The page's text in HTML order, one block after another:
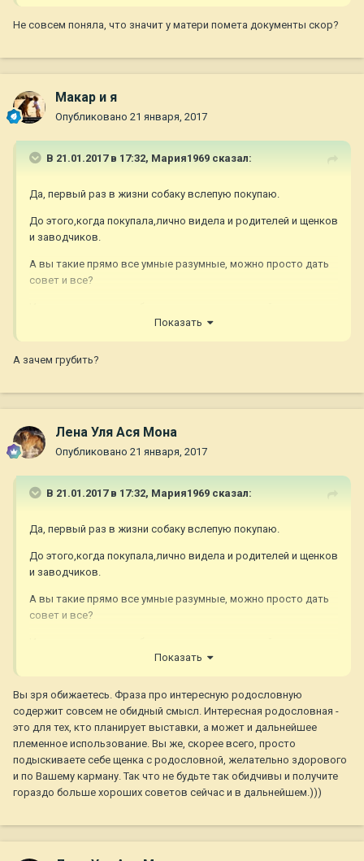
понравился, и репутация у его хозяйки хорошая. И выбрала
Не совсем поняла, что значит у матери помета документы скор?
Макар и я
Опубликовано 21 января, 2017
В 21.01.2017 в 17:32, Мария1969 сказал:
Да, первый раз в жизни собаку вслепую покупаю.
До этого,когда покупала,лично видела и родителей и щенков
и заводчиков.
А вы такие прямо все умные разумные, можно просто дать
совет и все?
родословной или неинтересной родословной.
ноги щенка(там фото щенка есть),которые я вижу только на
Показать
А зачем грубить?
Лена Уля Ася Мона
Опубликовано 21 января, 2017
В 21.01.2017 в 17:32, Мария1969 сказал:
Да, первый раз в жизни собаку вслепую покупаю.
До этого,когда покупала,лично видела и родителей и щенков
и заводчиков.
А вы такие прямо все умные разумные, можно просто дать
совет и все?
родословной или неинтересной родословной.
Если интересно, можете мою еще одну тему посмотреть, про
ноги щенка(там фото щенка есть),которые я вижу только на
фото и не хочу ошибиться!
Показать
Вы зря обижаетесь. Фраза про интересную родословную
содержит совсем не обидный смысл. Интересная родословная -
это для тех, кто планирует выставки, а может и дальнейшее
племенное использование. Вы же, скорее всего, просто
подыскиваете себе щенка с родословной, желательно здорового
и по Вашему карману. Так что не будьте так обидчивы и получите
гораздо больше хороших советов сейчас и в дальнейшем.)))